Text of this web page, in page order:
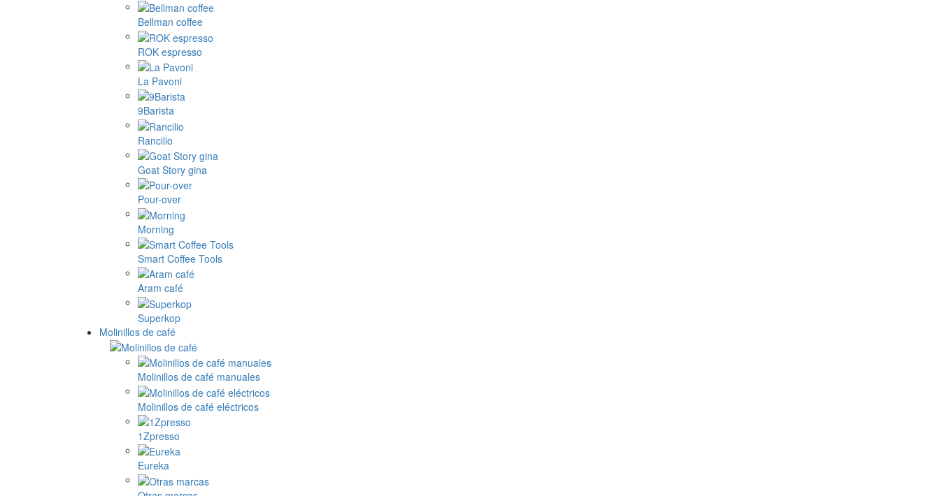
Bellman coffee
ROK espresso
La Pavoni
9Barista
Rancilio
Goat Story gina
Pour-over
Morning
Smart Coffee Tools
Aram café
Superkop
Molinillos de café
Molinillos de café manuales
Molinillos de café eléctricos
1Zpresso
Eureka